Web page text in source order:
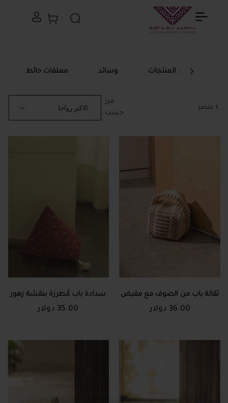
بحث سلة التسوق
جميع المنتجات وسائد معلقات حائط
٤ عنصر
فرز
حسب
ثقالة باب من الصوف مع مقبض
36.00 دولار
سدادة باب مُطرزة بنقشة زهور
35.00 دولار